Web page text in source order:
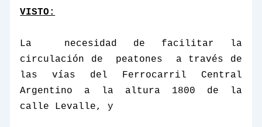
VISTO:
La
necesidad de facilitar la
circulación de
peatones
a través de
las vías del Ferrocarril Central
Argentino a la altura 1800 de la
calle Levalle, y